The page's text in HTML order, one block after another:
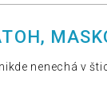
nenechá v